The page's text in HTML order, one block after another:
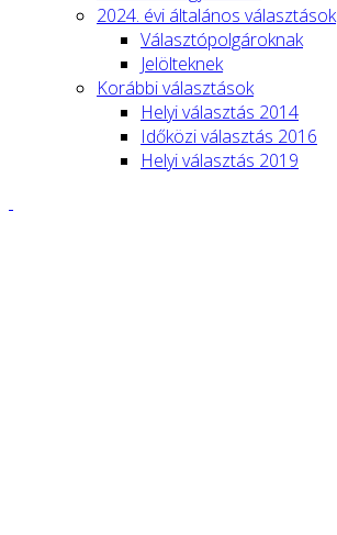
2024. évi általános választások
Választópolgároknak
Jelölteknek
Korábbi választások
Helyi választás 2014
Időközi választás 2016
Helyi választás 2019